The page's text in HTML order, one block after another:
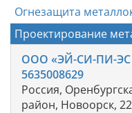
Огнезащита
Проектирование
ООО «ЭЙ-СИ-ПИ-
5635008629
Россия,
район, Новоорск,